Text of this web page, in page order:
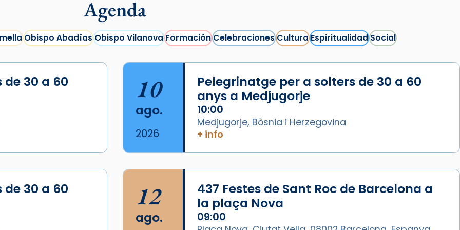
Cargar más...
Agenda
Obispo AbadíasObispo VilanovaFormaciónCelebracionesCulturaEspiritualidadSocial
30 a 60
10
ago.
2026
Pelegrinatge per a solters de 30 a 60
anys a Medjugorje
10:00
Medjugorje, Bòsnia i Herzegovina
+ info
30 a 60
12
ago.
437 Festes de Sant Roc de Barcelona a
la plaça Nova
09:00